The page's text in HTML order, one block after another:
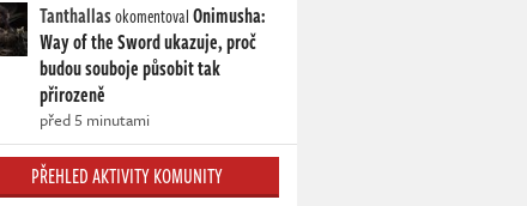
TanthallasokomentovalOnimusha:
Way of the Sword ukazuje, proč
budou souboje působit tak
přirozeně
před 5 minutami
PŘEHLED AKTIVITY KOMUNITY